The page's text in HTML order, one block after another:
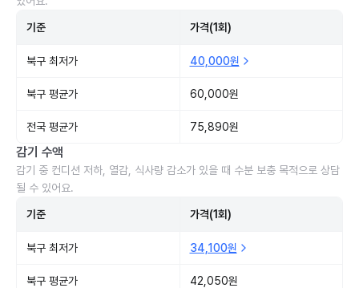
기준 가격(1회)
북구 최저가 40,000원
북구 평균가 60,000원
전국 평균가 75,890원
감기 수액
감기 중 컨디션 저하, 열감, 식사량 감소가 있을 때 수분 보충 목적으로 상담
될 수 있어요.
기준 가격(1회)
북구 최저가 34,100원
북구 평균가 42,050원